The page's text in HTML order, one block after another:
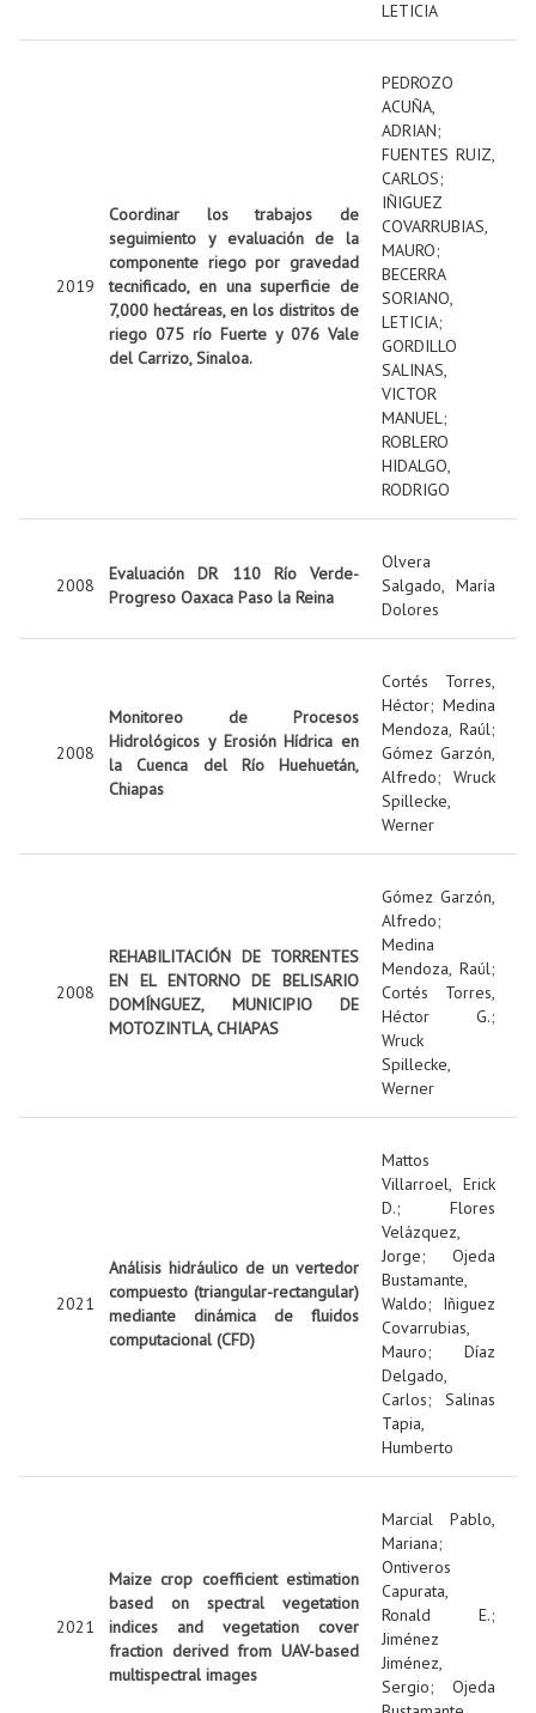
LETICIA
2019
Coordinar los trabajos de
seguimiento y evaluación de la
componente riego por gravedad
tecnificado, en una superficie de
7,000 hectáreas, en los distritos de
riego 075 río Fuerte y 076 Vale
del Carrizo, Sinaloa.
PEDROZO
ACUÑA,
ADRIAN;
FUENTES RUIZ,
CARLOS;
IÑIGUEZ
COVARRUBIAS,
MAURO;
BECERRA
SORIANO,
LETICIA;
GORDILLO
SALINAS,
VICTOR
MANUEL;
ROBLERO
HIDALGO,
RODRIGO
2008
Evaluación DR 110 Río Verde-
Progreso Oaxaca Paso la Reina
Olvera
Salgado, María
Dolores
2008
Monitoreo de Procesos
Hidrológicos y Erosión Hídrica en
la Cuenca del Río Huehuetán,
Chiapas
Cortés Torres,
Héctor; Medina
Mendoza, Raúl;
Gómez Garzón,
Alfredo; Wruck
Spillecke,
Werner
2008
REHABILITACIÓN DE TORRENTES
EN EL ENTORNO DE BELISARIO
DOMÍNGUEZ, MUNICIPIO DE
MOTOZINTLA, CHIAPAS
Gómez Garzón,
Alfredo;
Medina
Mendoza, Raúl;
Cortés Torres,
Héctor G.;
Wruck
Spillecke,
Werner
2021
Análisis hidráulico de un vertedor
compuesto (triangular-rectangular)
mediante dinámica de fluidos
computacional (CFD)
Mattos
Villarroel, Erick
D.; Flores
Velázquez,
Jorge; Ojeda
Bustamante,
Waldo; Iñiguez
Covarrubias,
Mauro; Díaz
Delgado,
Carlos; Salinas
Tapia,
Humberto
2021
Maize crop coefficient estimation
based on spectral vegetation
indices and vegetation cover
fraction derived from UAV-based
multispectral images
Marcial Pablo,
Mariana;
Ontiveros
Capurata,
Ronald E.;
Jiménez
Jiménez,
Sergio; Ojeda